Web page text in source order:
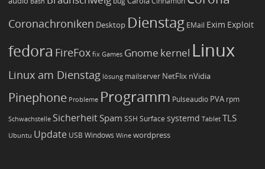
Coronachroniken Desktop Dienstag EMail Exim Exploit
fedora FireFox fix Games Gnome kernel Linux
Linux am Dienstag lösung mailserver NetFlix nVidia
Pinephone Probleme Programm Pulseaudio PVA rpm
Schwachstelle Sicherheit Spam SSH Surface systemd Tablet TLS
Ubuntu Update USB Windows Wine wordpress